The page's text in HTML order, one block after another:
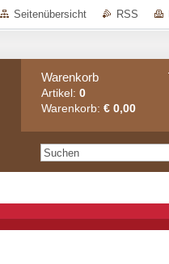
Seitenübersicht RSS
Warenkorb
Artikel: 0
Warenkorb: € 0,00